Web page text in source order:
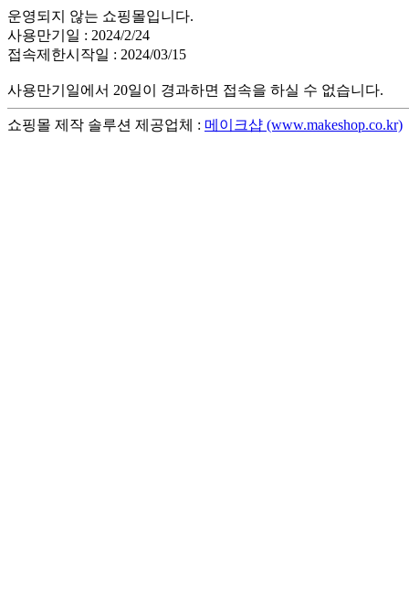
운영되지 않는 쇼핑몰입니다.
사용만기일 : 2024/2/24
접속제한시작일 : 2024/03/15
사용만기일에서 20일이 경과하면 접속을 하실 수 없습니다.
쇼핑몰 제작 솔루션 제공업체 : 메이크샵 (www.makeshop.co.kr)